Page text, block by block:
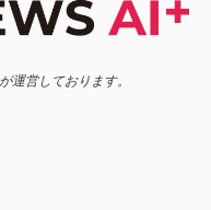
が運営しております。